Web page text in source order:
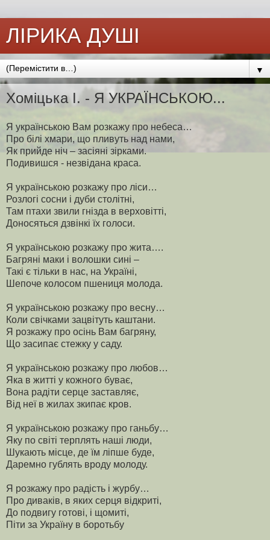
ЛІРИКА ДУШІ
▼
Хоміцька І. - Я УКРАЇНСЬКОЮ...
Я українською Вам розкажу про небеса…
Про білі хмари, що пливуть над нами,
Як прийде ніч – засіяні зірками.
Подивишся - незвідана краса.
Я українською розкажу про ліси…
Розлогі сосни і дуби столітні,
Там птахи звили гнізда в верховітті,
Доносяться дзвінкі їх голоси.
Я українською розкажу про жита….
Багряні маки і волошки сині –
Такі є тільки в нас, на Україні,
Шепоче колосом пшениця молода.
Я українською розкажу про весну…
Коли свічками зацвітуть каштани.
Я розкажу про осінь Вам багряну,
Що засипає стежку у саду.
Я українською розкажу про любов…
Яка в житті у кожного буває,
Вона радіти серце заставляє,
Від неї в жилах зкипає кров.
Я українською розкажу про ганьбу…
Яку по світі терплять наші люди,
Шукають місце, де їм ліпше буде,
Даремно гублять вроду молоду.
Я розкажу про радість і журбу…
Про диваків, в яких серця відкриті,
До подвигу готові, і щомиті,
Піти за Україну в боротьбу